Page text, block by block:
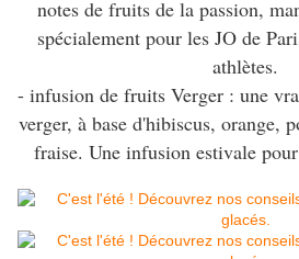
notes de fruits de la passion,
spécialement pour les JO de
athlètes.
- infusion de fruits Verger : une
verger, à base d'hibiscus, orange,
fraise. Une infusion estivale